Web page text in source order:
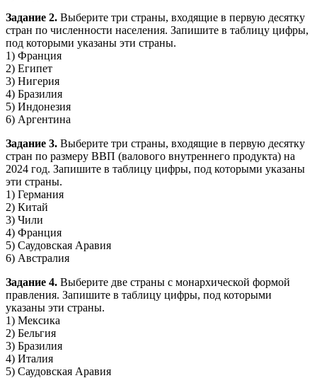
Задание 2. Выберите три страны, входящие в первую десятку
стран по численности населения. Запишите в таблицу цифры,
под которыми указаны эти страны.
1) Франция
2) Египет
3) Нигерия
4) Бразилия
5) Индонезия
6) Аргентина
Задание 3. Выберите три страны, входящие в первую десятку
стран по размеру ВВП (валового внутреннего продукта) на
2024 год. Запишите в таблицу цифры, под которыми указаны
эти страны.
1) Германия
2) Китай
3) Чили
4) Франция
5) Саудовская Аравия
6) Австралия
Задание 4. Выберите две страны с монархической формой
правления. Запишите в таблицу цифры, под которыми
указаны эти страны.
1) Мексика
2) Бельгия
3) Бразилия
4) Италия
5) Саудовская Аравия